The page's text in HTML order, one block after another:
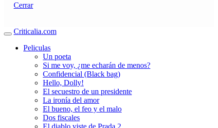
Cerrar
Criticalia.com
Peliculas
Un poeta
Si me voy, ¿me echarán de menos?
Confidencial (Black bag)
Hello, Dolly!
El secuestro de un presidente
La ironía del amor
El bueno, el feo y el malo
Dos fiscales
El diablo viste de Prada 2